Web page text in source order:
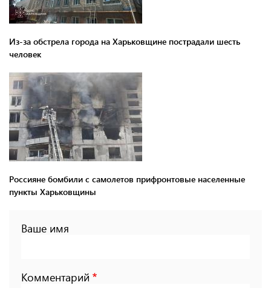
Из-за обстрела города на Харьковщине пострадали шесть
человек
Россияне бомбили с самолетов прифронтовые населенные
пункты Харьковщины
Ваше имя
Комментарий